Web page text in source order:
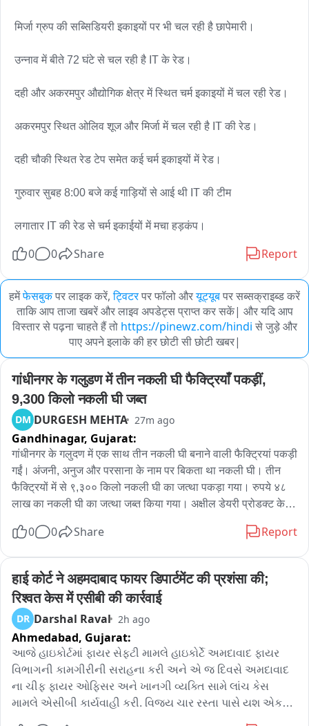
लगातार IT की रेड से चर्म इकाईयों में मचा हड़कंप।
0 0 Share Report
हमेंफेसबुकपर लाइक करें, ट्विटरपर फॉलो औरयूट्यूबपर सब्सक्राइब्ड करें
ताकि आप ताजा खबरें और लाइव अपडेट्स प्राप्त कर सकें| और यदि आप
विस्तार से पढ़ना चाहते हैं तो https://pinewz.com/hindi से जुड़े और
पाए अपने इलाके की हर छोटी सी छोटी खबर|
गांधीनगर के गलुडण में तीन नकली घी फैक्ट्रियाँ पकड़ीं,
9,300 किलो नकली घी जब्त
DM DURGESH MEHTA 27m ago
Gandhinagar, Gujarat:
गांधीनगर के गलुदण में एक साथ तीन नकली घी बनाने वाली फैक्ट्रियां पकड़ी
गईं। अंजनी, अनुज और परसाना के नाम पर बिकता था नकली घी। तीन
फैक्ट्रियों में से ९,३०० किलो नकली घी का जत्था पकड़ा गया। रुपये ४८
लाख का नकली घी का जत्था जब्त किया गया। अक्षील डेयरी प्रोडक्ट के
का नकली मावा भी जब्त किया गया। पुलिस और फूड एंड ड्रग्स की संयुक्त
0 0 Share Report
हाई कोर्ट ने अहमदाबाद फायर डिपार्टमेंट की प्रशंसा की;
रिश्वत केस में एसीबी की कार्रवाई
DR Darshal Raval 2h ago
Ahmedabad, Gujarat:
આજે હાઇકોર્ટમાં ફાયર સેફટી મામલે હાઇકોર્ટે અમદાવાદ ફાયર
વિભાગની કામગીરીની સરાહના કરી અને એ જ દિવસે અમદાવાદ
ના ચીફ ફાયર ઓફિસર અને ખાનગી વ્યક્તિ સામે લાંચ કેસ
મામલે એસીબી કાર્યવાહી કરી. વિજય ચાર રસ્તા પાસે યશ એકવા